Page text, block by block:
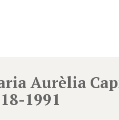
Aurèlia
1991